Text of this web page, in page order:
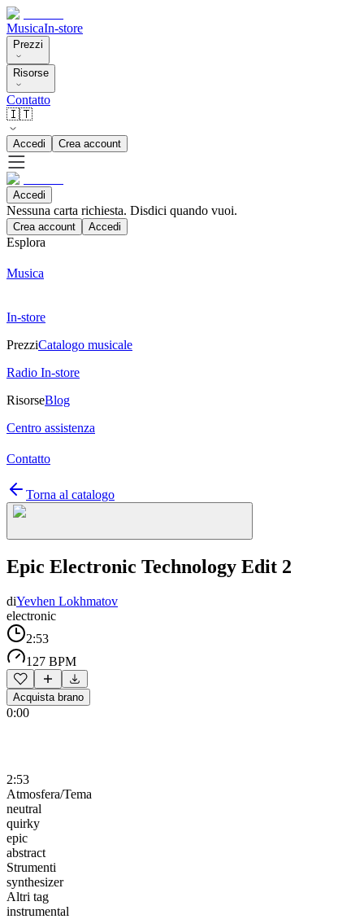
MusicaIn-store
Prezzi
Risorse
Contatto
🇮🇹
Accedi Crea account
Accedi
Nessuna carta richiesta. Disdici quando vuoi.
Crea account Accedi
Esplora
Musica
In-store
PrezziCatalogo musicale
Radio In-store
RisorseBlog
Centro assistenza
Contatto
Torna al catalogo
Epic Electronic Technology Edit 2
diYevhen Lokhmatov
electronic
2:53
127 BPM
Acquista brano
0:00
2:53
Atmosfera/Tema
neutral
quirky
epic
abstract
Strumenti
synthesizer
Altri tag
instrumental